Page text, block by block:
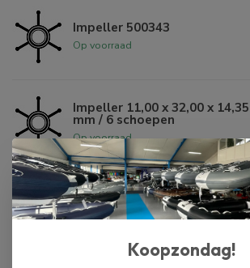
Impeller 500343
Op voorraad
Impeller 11,00 x 32,00 x 14,35
mm / 6 schoepen
Op voorraad
Impeller 10,15 x 41,00 x 14,00
mm / 6 schoepen
Op voorraad
Koopzondag!